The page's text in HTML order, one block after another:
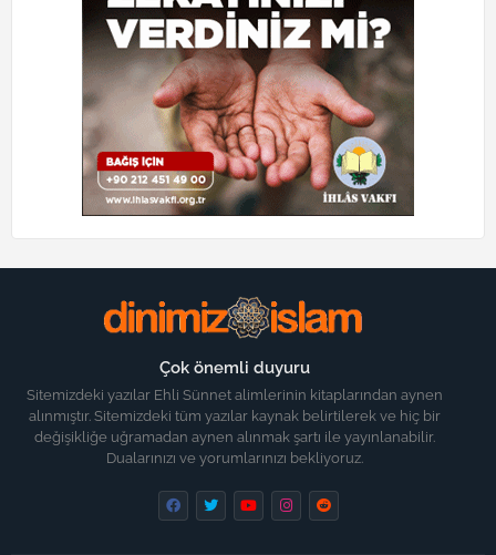
Çok önemli duyuru
Sitemizdeki yazılar Ehli Sünnet alimlerinin kitaplarından aynen
alınmıştır. Sitemizdeki tüm yazılar kaynak belirtilerek ve hiç bir
değişikliğe uğramadan aynen alınmak şartı ile yayınlanabilir.
Dualarınızı ve yorumlarınızı bekliyoruz.